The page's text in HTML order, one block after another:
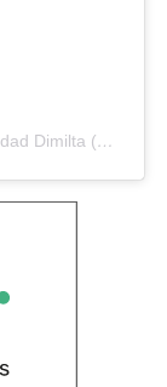
Una publicación compartida de Anabel Soledad Dimilta (@anabel.dimilta)